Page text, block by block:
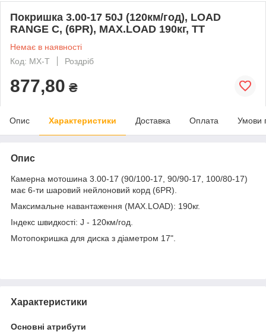
Покришка 3.00-17 50J (120км/год), LOAD
RANGE C, (6PR), MAX.LOAD 190кг, ТТ
Немає в наявності
Код: MX-T
Роздріб
877,80 ₴
Опис Характеристики Доставка Оплата Умови
Опис
Камерна мотошина 3.00-17 (90/100-17, 90/90-17, 100/80-17)
має 6-ти шаровий нейлоновий корд (6PR).
Максимальне навантаження (MAX.LOAD): 190кг.
Індекс швидкості: J - 120км/год.
Мотопокришка для диска з діаметром 17".
Характеристики
Основні атрибути